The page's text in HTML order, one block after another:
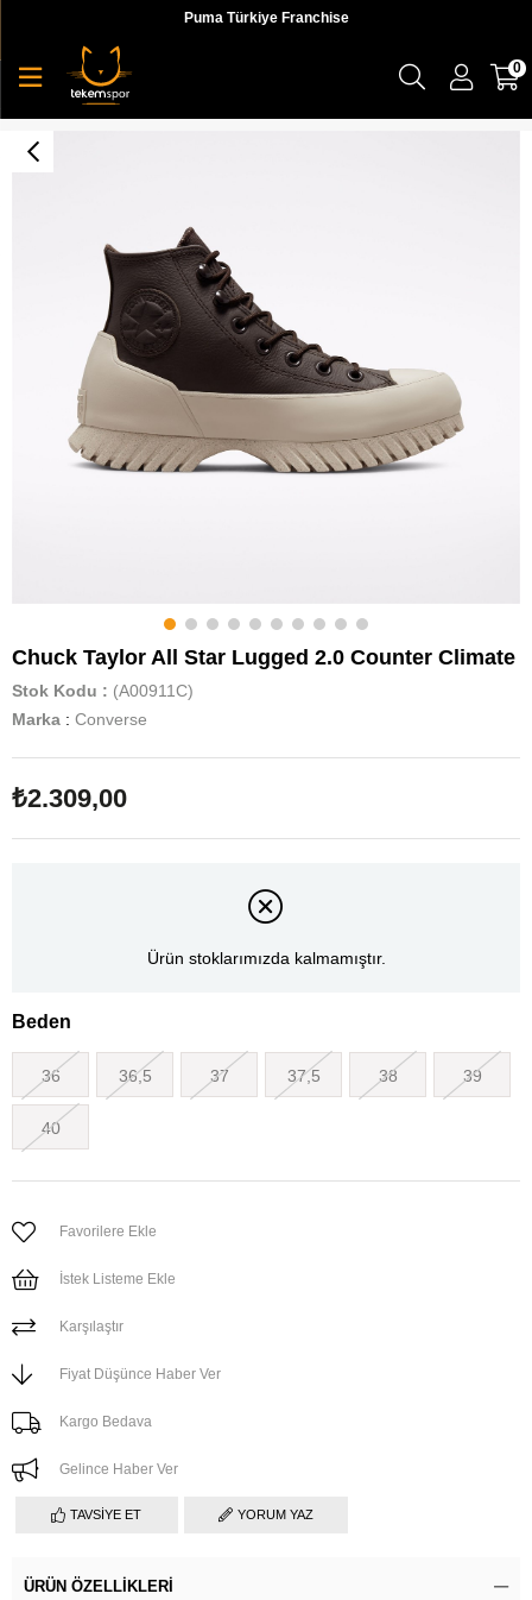
Puma Türkiye Franchise
0
Chuck Taylor All Star Lugged 2.0 Counter Climate
Stok Kodu
(A00911C)
Marka : Converse
₺2.309,00
Ürün stoklarımızda kalmamıştır.
Beden
36 36,5 37 37,5 38 39
40
Favorilere Ekle
İstek Listeme Ekle
Karşılaştır
Fiyat Düşünce Haber Ver
Kargo Bedava
Gelince Haber Ver
TAVSIYE ET YORUM YAZ
ÜRÜN ÖZELLIKLERI